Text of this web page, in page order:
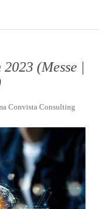
(Messe |
Convista Consulting